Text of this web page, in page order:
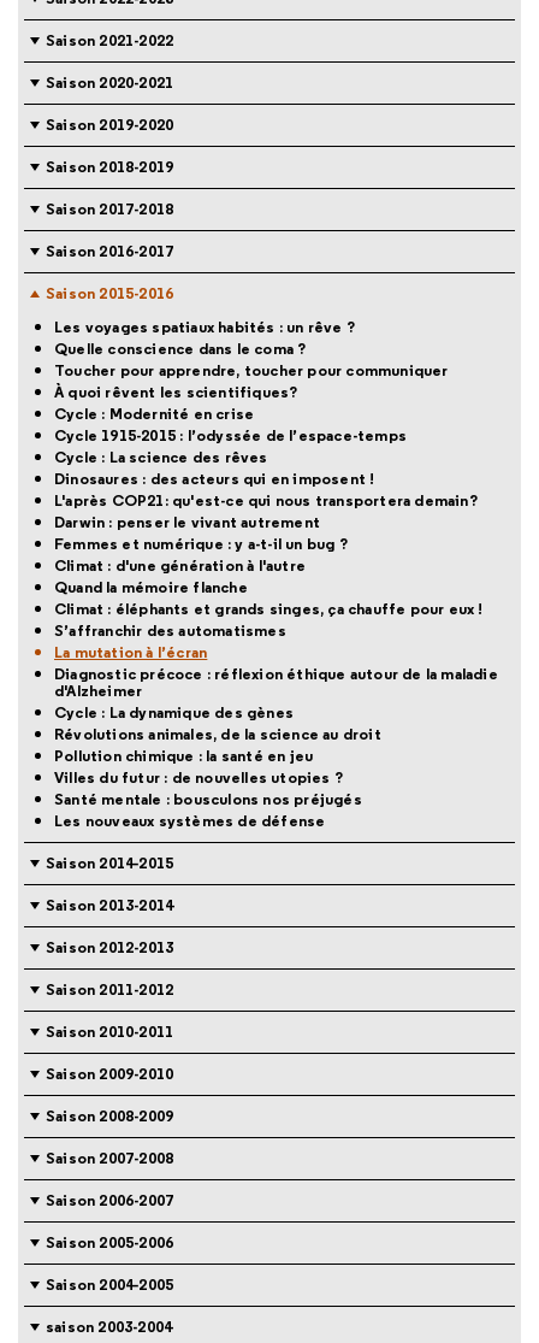
Saison 2021-2022
Saison 2020-2021
Saison 2019-2020
Saison 2018-2019
Saison 2017-2018
Saison 2016-2017
Saison 2015-2016
Les voyages spatiaux habités : un rêve ?
Quelle conscience dans le coma ?
Toucher pour apprendre, toucher pour communiquer
À quoi rêvent les scientifiques?
Cycle : Modernité en crise
Cycle 1915-2015 : l’odyssée de l’espace-temps
Cycle : La science des rêves
Dinosaures : des acteurs qui en imposent !
L'après COP21: qu'est-ce qui nous transportera demain?
Darwin : penser le vivant autrement
Femmes et numérique : y a-t-il un bug ?
Climat : d'une génération à l'autre
Quand la mémoire flanche
Climat : éléphants et grands singes, ça chauffe pour eux !
S’affranchir des automatismes
La mutation à l’écran
Diagnostic précoce : réflexion éthique autour de la maladie
d'Alzheimer
Cycle : La dynamique des gènes
Révolutions animales, de la science au droit
Pollution chimique : la santé en jeu
Villes du futur : de nouvelles utopies ?
Santé mentale : bousculons nos préjugés
Les nouveaux systèmes de défense
Saison 2014-2015
Saison 2013-2014
Saison 2012-2013
Saison 2011-2012
Saison 2010-2011
Saison 2009-2010
Saison 2008-2009
Saison 2007-2008
Saison 2006-2007
Saison 2005-2006
Saison 2004-2005
saison 2003-2004